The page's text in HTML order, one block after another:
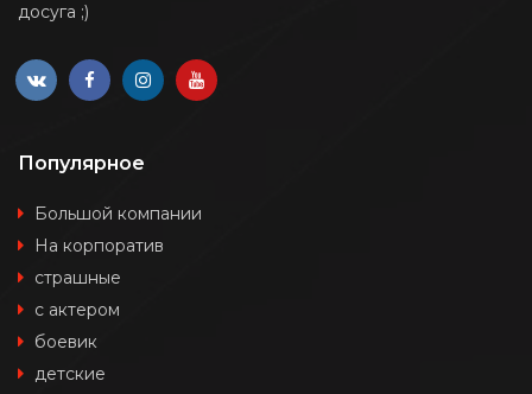
досуга ;)
Популярное
Большой компании
На корпоратив
страшные
с актером
боевик
детские